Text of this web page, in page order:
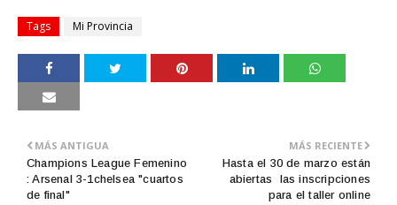
Tags Mi Provincia
MÁS RECIENTE
Hasta el 30 de marzo están
abiertas las inscripciones
para el taller online
MÁS ANTIGUA
Champions League Femenino
: Arsenal 3-1chelsea "cuartos
de final"